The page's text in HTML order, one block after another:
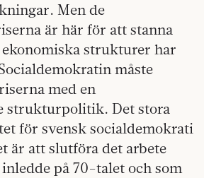
Men de
är här för att stanna
strukturer har
måste
med en
strukturpolitik. Det stora
för svensk socialdemokrati
är att slutföra det arbete
på 70-talet och som